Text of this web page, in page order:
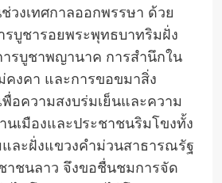
งเทศกาลออกพรรษา ด้วย
รบูชารอยพระพุทธบาทริมฝั่ง
ารบูชาพญานาค การสำนึกใน
งคา และการขอขมาสิ่ง
อความสงบร่มเย็นและความ
นเมืองและประชาชนริมโขงทั้ง
ละฝั่งแขวงคำม่วนสาธารณรัฐ
าชนลาว จึงขอชื่นชมการจัด